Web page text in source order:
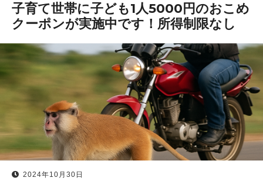
子育て世帯に子ども1人5000円のおこめ
クーポンが実施中です！所得制限なし
2024年10月30日